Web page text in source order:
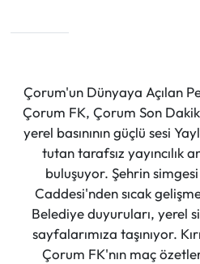
Çorum'un Dünyaya Açılan
Çorum FK, Çorum Son
yerel basınının güçlü sesi
tutan tarafsız yayıncılık
buluşuyor. Şehrin
Caddesi'nden sıcak
Belediye duyuruları, yerel
sayfalarımıza taşınıyor.
Çorum FK'nın maç